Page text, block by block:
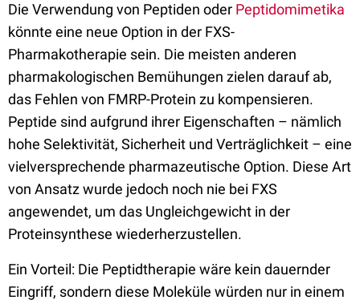
Die Verwendung von Peptiden oder Peptidomimetika
könnte eine neue Option in der FXS-
Pharmakotherapie sein. Die meisten anderen
pharmakologischen Bemühungen zielen darauf ab,
das Fehlen von FMRP-Protein zu kompensieren.
Peptide sind aufgrund ihrer Eigenschaften – nämlich
hohe Selektivität, Sicherheit und Verträglichkeit – eine
vielversprechende pharmazeutische Option. Diese Art
von Ansatz wurde jedoch noch nie bei FXS
angewendet, um das Ungleichgewicht in der
Proteinsynthese wiederherzustellen.
Ein Vorteil: Die Peptidtherapie wäre kein dauernder
Eingriff, sondern diese Moleküle würden nur in einem